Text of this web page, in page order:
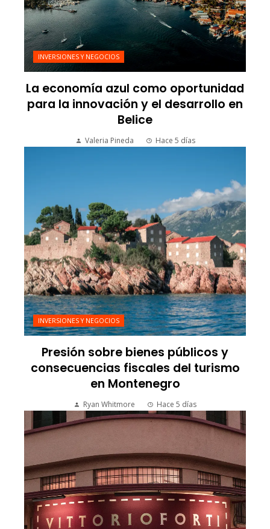
INVERSIONES Y NEGOCIOS
La economía azul como oportunidad
para la innovación y el desarrollo en
Belice
Valeria Pineda Hace 5 días
INVERSIONES Y NEGOCIOS
Presión sobre bienes públicos y
consecuencias fiscales del turismo
en Montenegro
Ryan Whitmore Hace 5 días